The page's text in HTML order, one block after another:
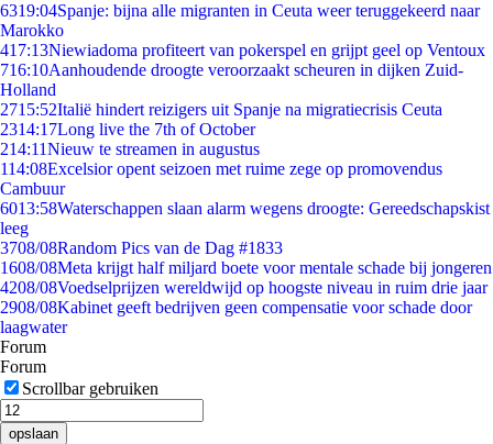
6319:04Spanje: bijna alle migranten in Ceuta weer teruggekeerd naar
Marokko
417:13Niewiadoma profiteert van pokerspel en grijpt geel op Ventoux
716:10Aanhoudende droogte veroorzaakt scheuren in dijken Zuid-
Holland
2715:52Italië hindert reizigers uit Spanje na migratiecrisis Ceuta
2314:17Long live the 7th of October
214:11Nieuw te streamen in augustus
114:08Excelsior opent seizoen met ruime zege op promovendus
Cambuur
6013:58Waterschappen slaan alarm wegens droogte: Gereedschapskist
leeg
3708/08Random Pics van de Dag #1833
1608/08Meta krijgt half miljard boete voor mentale schade bij jongeren
4208/08Voedselprijzen wereldwijd op hoogste niveau in ruim drie jaar
2908/08Kabinet geeft bedrijven geen compensatie voor schade door
laagwater
Forum
Forum
Scrollbar gebruiken
opslaan